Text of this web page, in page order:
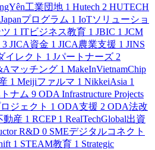
工業団地 1 Hutech 2 HUTECH
プログラム 1 IoTソリューショ
1 ITビジネス教育 1 JBIC 1 JCM
3 JICA資金 1 JICA農業支援 1 JINS
イレクト 1 Jパートナーズ 2
マッチング 1 MakeInVietnamChip
1 Meijiファルマ 1 NikkeiAsia 1
ナム 9 ODA Infrastructure Projects
ジェクト 1 ODA支援 2 ODA法改
動産 1 RCEP 1 RealTechGlobal出資
R&D 0 SMEデジタルコネクト
1 STEAM教育 1 Strategic